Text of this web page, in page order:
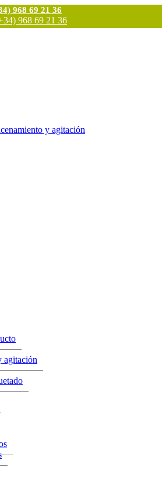
968 69 21 36
968 69 21 36
agitación
y agitación